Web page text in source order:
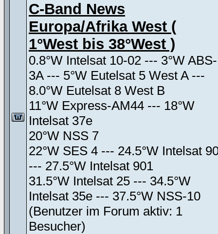
C-Band News
Europa/Afrika West (
1°West bis 38°West )
0.8°W Intelsat 10-02 --- 3°W ABS-
3A --- 5°W Eutelsat 5 West A ---
8.0°W Eutelsat 8 West B
11°W Express-AM44 --- 18°W
Intelsat 37e
20°W NSS 7
22°W SES 4 --- 24.5°W Intelsat
--- 27.5°W Intelsat 901
31.5°W Intelsat 25 --- 34.5°W
Intelsat 35e --- 37.5°W NSS-10
(Benutzer im Forum aktiv: 1
Besucher)